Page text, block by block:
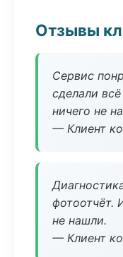
Отзывы
Сервис
сделали
ничего не
— Клиент
фотоотчёт.
не нашли.
— Клиент